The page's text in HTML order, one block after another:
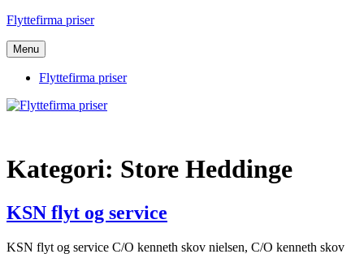
Videre
indhold
Flyttefirma priser
Menu
Flyttefirma priser
Kategori: Store Heddinge
KSN flyt og service
KSN flyt og service C/O kenneth skov nielsen, C/O kenneth skov